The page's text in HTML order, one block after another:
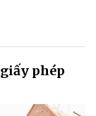
phép